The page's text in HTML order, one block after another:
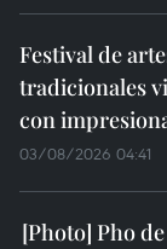
Festival de
tradicionales
con
03/08/2026 04:41
Pho